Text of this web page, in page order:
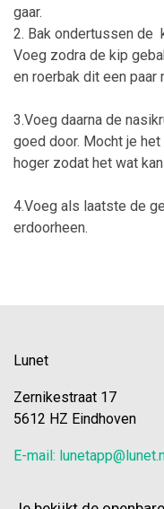
gaar.
2. Bak ondertussen de
Voeg zodra de kip
en roerbak dit een paar
3.Voeg daarna de
goed door. Mocht je
hoger zodat het wat
4.Voeg als laatste de
erdoorheen.
Lunet
Zernikestraat 17
5612 HZ Eindhoven
E-mail: